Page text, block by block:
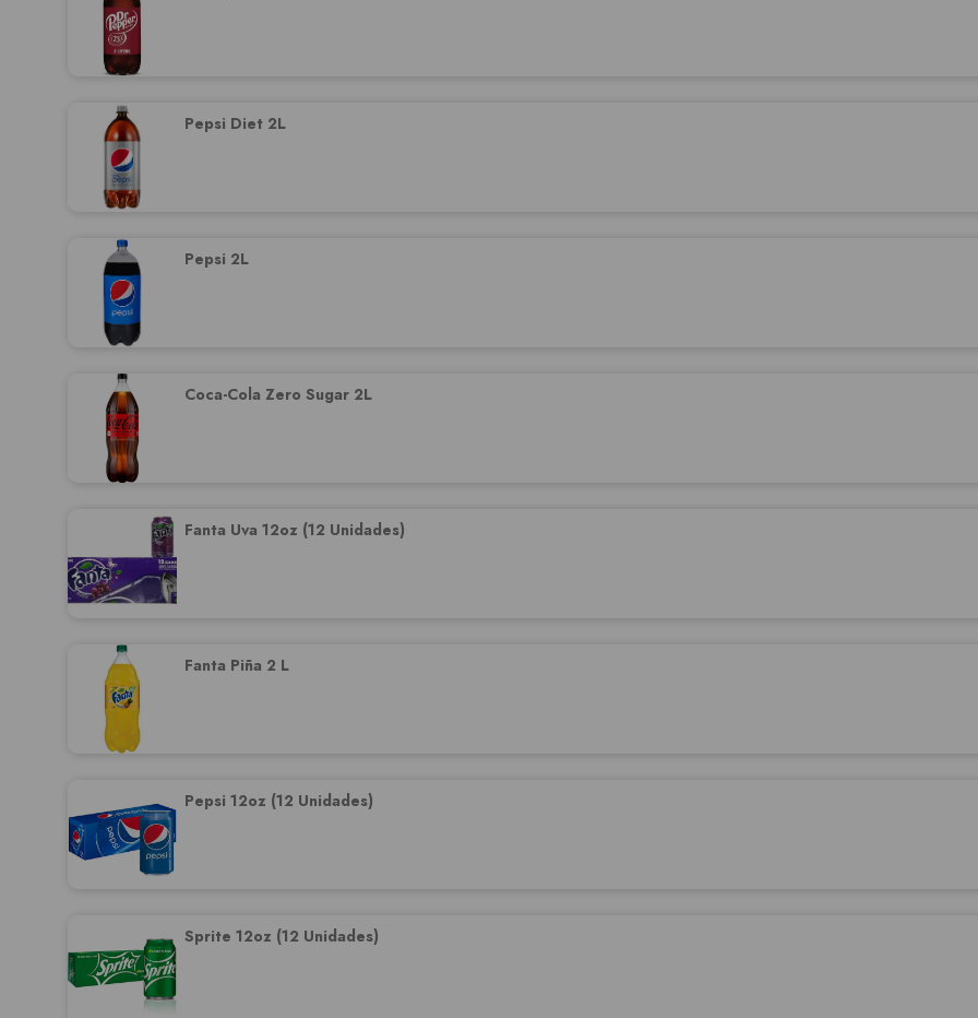
Pepsi Diet 2L
Pepsi 2L
Coca-Cola Zero Sugar 2L
Fanta Uva 12oz (12 Unidades)
Fanta Piña 2 L
Pepsi 12oz (12 Unidades)
Sprite 12oz (12 Unidades)